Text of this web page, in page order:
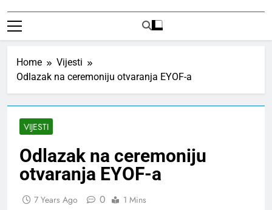
Home
Vijesti
Odlazak na ceremoniju otvaranja EYOF-a
VIJESTI
Odlazak na ceremoniju
otvaranja EYOF-a
7 Years Ago 0 1 Mins